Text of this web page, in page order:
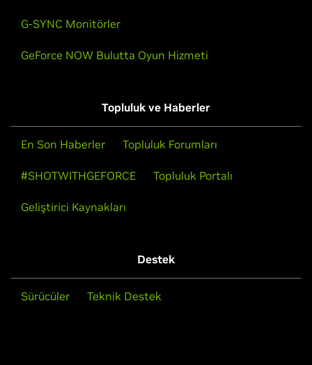
G-SYNC Monitörler
GeForce NOW Bulutta Oyun Hizmeti
Topluluk ve Haberler
En Son Haberler Topluluk Forumları
#SHOTWITHGEFORCE Topluluk Portalı
Geliştirici Kaynakları
Destek
Sürücüler Teknik Destek